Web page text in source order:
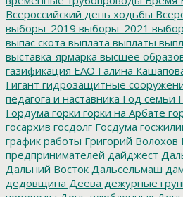
Всероссийский день ходьбы
выборы_2019 выборы_2021
выпас скота выплата выплаты
выставка-ярмарка высшее
газификация ЕАО Галина
Гигант гидрозащитные
педагога и наставника Год семьи
Гордума горки горки на Арбате
госархив госдолг Госдума
график работы Григорий Волохов
предпринимателей дайджест
Дальний Восток Дальсельмаш
дедовщина Деева дежурные